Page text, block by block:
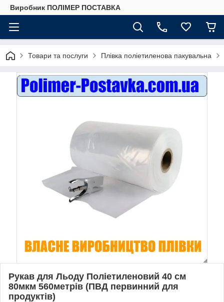
Виробник ПОЛІМЕР ПОСТАВКА
Товари та послуги Плівка поліетиленова пакувальна
Рукав для Льоду Поліетиленовий 40 см
80мкм 560метрів (ПВД первинний для
продуктів)